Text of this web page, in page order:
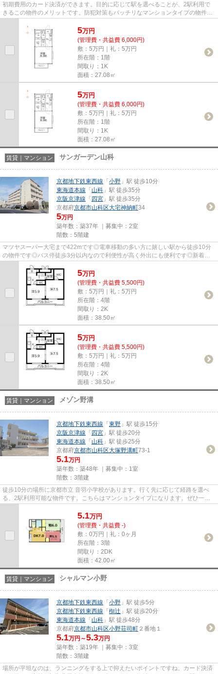
初期費用のカード決済ができます。目的に応じて駅を選べることが、2駅利用で
きるこの物件のメリットです。防犯対策もバッチリなマンションタイプの物件で
5万円
(管理費・共益費 6,000円)
敷：5万円｜礼：5万円
所在階：1階
間取り：1K
面積：27.08㎡
5万円
(管理費・共益費 6,000円)
敷：5万円｜礼：5万円
所在階：1階
間取り：1K
面積：27.08㎡
賃貸｜マンション サンガーデン山科
京都地下鉄東西線 「 小野 」駅 徒歩10分
東海道本線 「 山科 」駅 徒歩35分
京阪京津線 「 四宮 」駅 徒歩35分
京都府京都市山科区大宅神納町34
5万円
築年数：築37年 ｜募集中： 2室
階数：5階建
マツヤスーパー大宅まで422mです◎電車移動の多い方に嬉しい駅から徒歩10分
の物件です◎バス停徒歩3分以内なので利便性が高く外出にも便利です◎新着情
報：サンガーデン山科の空室情報な...
5万円
(管理費・共益費 5,500円)
敷：5万円｜礼：5万円
所在階：4階
間取り：2K
面積：38.50㎡
5万円
(管理費・共益費 5,500円)
敷：5万円｜礼：5万円
所在階：4階
間取り：2K
面積：38.50㎡
賃貸｜マンション メゾン野溝
京都地下鉄東西線 「 東野 」駅 徒歩15分
京阪京津線 「 四宮 」駅 徒歩20分
東海道本線 「 山科 」駅 徒歩25分
京都府京都市山科区大塚野溝町73-1
5.1万円
築年数：築48年 ｜募集中： 1室
階数：3階建
徒歩10分の場所に京都市立 音羽小学校があります。行く先に応じて経路を選べ
る、2駅利用可能な物件です。こちらはマンションタイプになります。ぜひ一度
5.1万円
(管理費・共益費 -)
敷：0万円｜礼：0ヶ月
所在階：3階
間取り：2DK
面積：42.00㎡
賃貸｜マンション シャルマン小野
京都地下鉄東西線 「 小野 」駅 徒歩5分
京都地下鉄東西線 「 椥辻 」駅 徒歩20分
東海道本線 「 山科 」駅 徒歩48分
京都府京都市山科区小野荘司町 ２番地１
5.1万円～5.3万円
築年数：築19年 ｜募集中： 3室
階数：3階建
場所が平坦なのは、ランニングをする上で抑えたいポイントですね。カード決済